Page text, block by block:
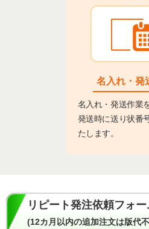
名入れ・発
名入れ・発送作業
発送時に送り状番
たします。
リピート発注依頼フォー
(12カ月以内の追加注文は版代